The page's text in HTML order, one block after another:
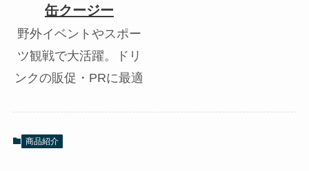
缶クージー
野外イベントやスポー
ツ観戦で大活躍。ドリ
ンクの販促・PRに最適
商品紹介